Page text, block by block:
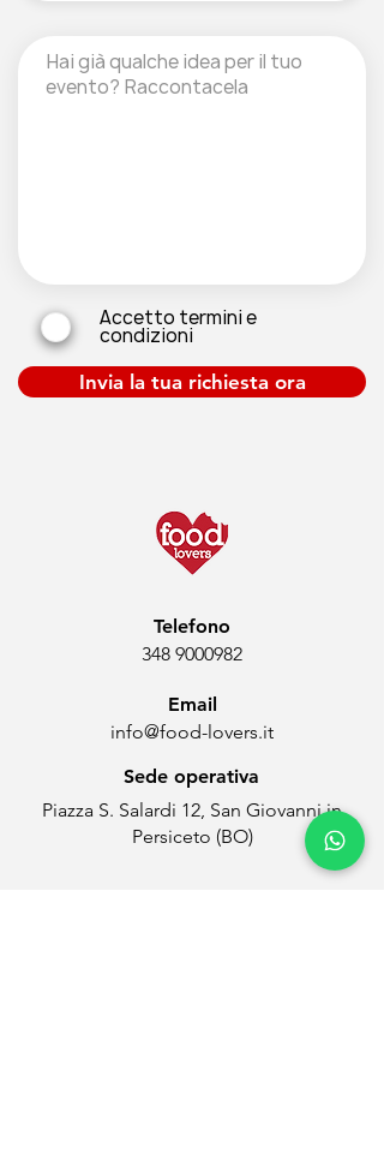
Accetto termini e
condizioni
Invia la tua richiesta ora
Telefono
348 9000982
Email
info@food-lovers.it
Sede operativa
Piazza S. Salardi 12, San Giovanni in
Persiceto (BO)